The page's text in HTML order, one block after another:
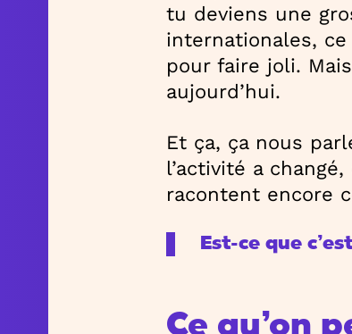
tu deviens une
internationales,
pour faire joli.
aujourd’hui.
Et ça, ça nous
l’activité a
racontent encore
Est-ce que